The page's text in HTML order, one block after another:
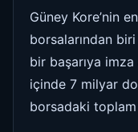
Güney Kore’nin
borsalarından
bir başarıya
içinde 7 milyar
borsadaki